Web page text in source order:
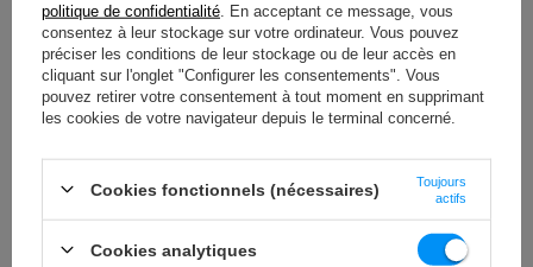
Spécifications techniques
politique de confidentialité . En acceptant ce message, vous
consentez à leur stockage sur votre ordinateur. Vous pouvez
préciser les conditions de leur stockage ou de leur accès en
cliquant sur l'onglet "Configurer les consentements". Vous
pouvez retirer votre consentement à tout moment en supprimant
les cookies de votre navigateur depuis le terminal concerné.
Cookies fonctionnels (nécessaires)
Toujours
actifs
Cookies analytiques